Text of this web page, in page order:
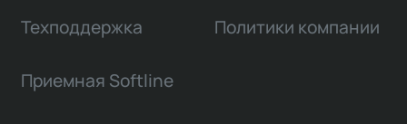
Техподдержка Политики компании
Приемная Softline